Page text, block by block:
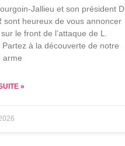
Jallieu et son président D.
sont heureux de vous annoncer
le front de l’attaque de L.
Partez à la découverte de notre
arme
»